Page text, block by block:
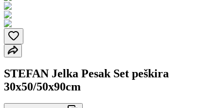
STEFAN Jelka Pesak Set peškira
30x50/50x90cm